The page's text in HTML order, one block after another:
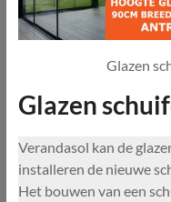
Glazen
Glazen
Verandasol kan de
installeren de nieuwe
Het bouwen van een